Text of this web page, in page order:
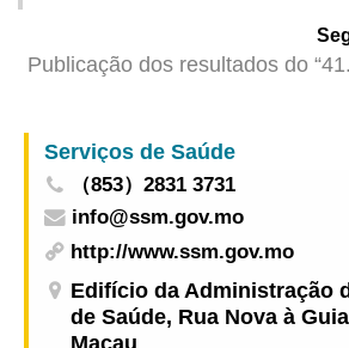
Publicação dos resultados do
Serviços de Saúde
（853）2831 3731
info@ssm.gov.mo
http://www.ssm.gov.mo
Edifício da Administração
de Saúde, Rua Nova à
Macau